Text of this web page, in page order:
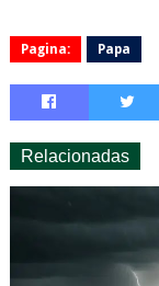
Pagina: Papa
Relacionadas